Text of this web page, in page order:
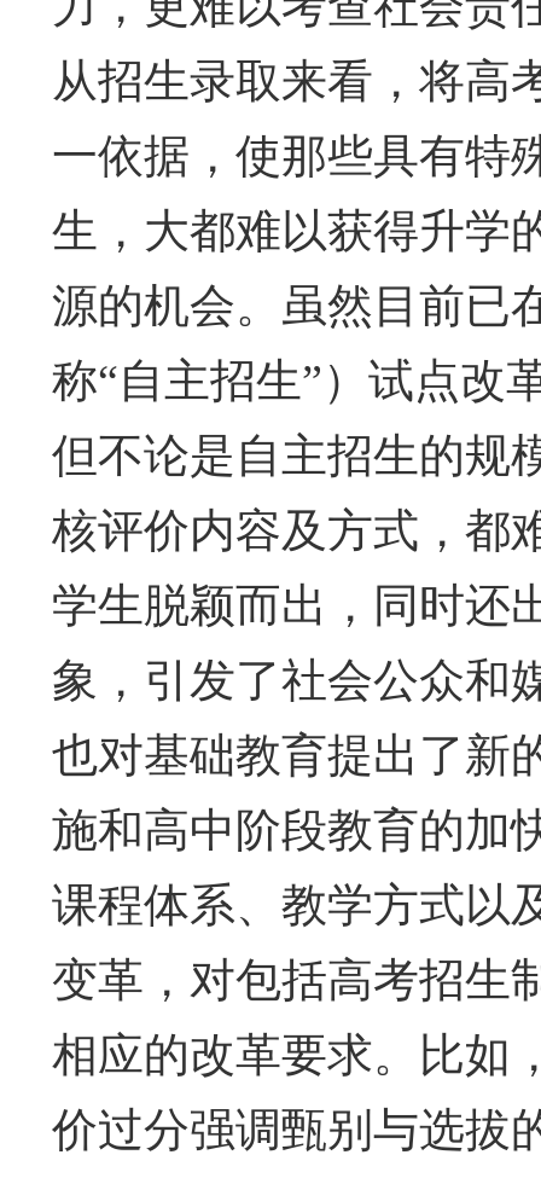
从招生录取来看，将高
一依据，使那些具有特
生，大都难以获得升学
源的机会。虽然目前已
称“自主招生”）试点改
但不论是自主招生的规
核评价内容及方式，都
学生脱颖而出，同时还
象，引发了社会公众和
也对基础教育提出了新
施和高中阶段教育的加
课程体系、教学方式以
变革，对包括高考招生
相应的改革要求。比如
价过分强调甄别与选拔